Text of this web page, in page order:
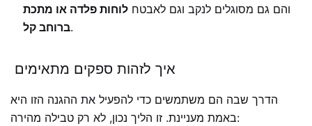
והם גם מסוגלים לנקב וגם לאבטח לוחות פלדה או מתכת
ברוחב קל.
איך לזהות ספקים מתאימים
הדרך שבה הם משתמשים כדי להפעיל את ההגנה הזו היא
באמת מעניינת. זו הליך נכון, לא רק טבילה מהירה: